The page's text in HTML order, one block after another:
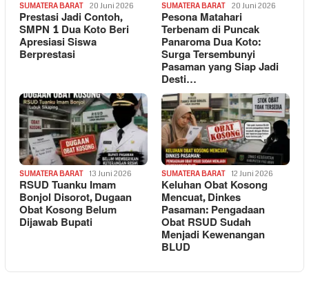
SUMATERA BARAT 20 Juni 2026
Prestasi Jadi Contoh,
SMPN 1 Dua Koto Beri
Apresiasi Siswa
Berprestasi
SUMATERA BARAT 20 Juni 2026
Pesona Matahari
Terbenam di Puncak
Panaroma Dua Koto:
Surga Tersembunyi
Pasaman yang Siap Jadi
Desti…
SUMATERA BARAT 13 Juni 2026
RSUD Tuanku Imam
Bonjol Disorot, Dugaan
Obat Kosong Belum
Dijawab Bupati
SUMATERA BARAT 12 Juni 2026
Keluhan Obat Kosong
Mencuat, Dinkes
Pasaman: Pengadaan
Obat RSUD Sudah
Menjadi Kewenangan
BLUD